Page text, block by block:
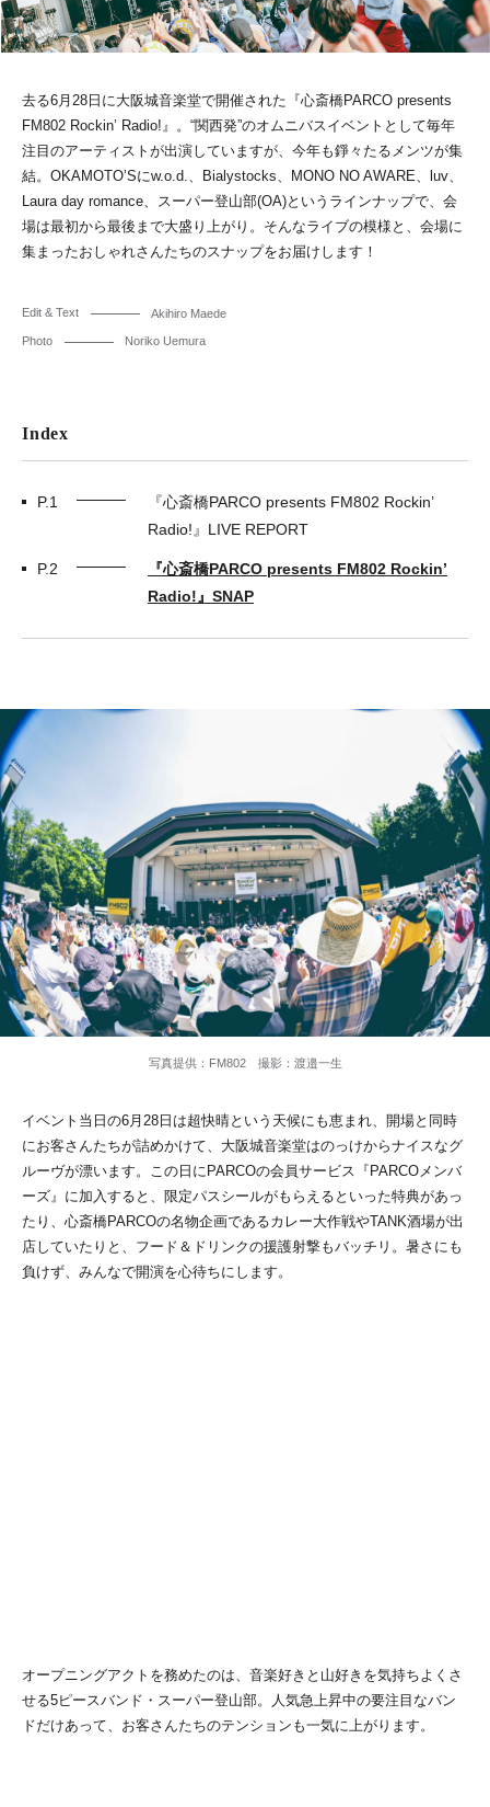
去る6月28日に大阪城音楽堂で開催された『心斎橋PARCO presents
FM802 Rockin’ Radio!』。“関西発”のオムニバスイベントとして毎年
注目のアーティストが出演していますが、今年も錚々たるメンツが集
結。OKAMOTO’Sにw.o.d.、Bialystocks、MONO NO AWARE、luv、
Laura day romance、スーパー登山部(OA)というラインナップで、会
場は最初から最後まで大盛り上がり。そんなライブの模様と、会場に
集まったおしゃれさんたちのスナップをお届けします！
Edit & Text Akihiro Maede
Photo Noriko Uemura
Index
P.1
『心斎橋PARCO presents FM802 Rockin’
Radio!』LIVE REPORT
P.2
『心斎橋PARCO presents FM802 Rockin’
Radio!』SNAP
写真提供：FM802 撮影：渡邉一生
イベント当日の6月28日は超快晴という天候にも恵まれ、開場と同時
にお客さんたちが詰めかけて、大阪城音楽堂はのっけからナイスなグ
ルーヴが漂います。この日にPARCOの会員サービス『PARCOメンバ
ーズ』に加入すると、限定パスシールがもらえるといった特典があっ
たり、心斎橋PARCOの名物企画であるカレー大作戦やTANK酒場が出
店していたりと、フード＆ドリンクの援護射撃もバッチリ。暑さにも
負けず、みんなで開演を心待ちにします。
オープニングアクトを務めたのは、音楽好きと山好きを気持ちよくさ
せる5ピースバンド・スーパー登山部。人気急上昇中の要注目なバン
ドだけあって、お客さんたちのテンションも一気に上がります。